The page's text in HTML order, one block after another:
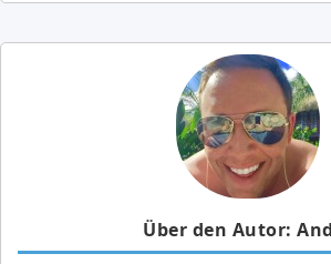
Über den Autor: